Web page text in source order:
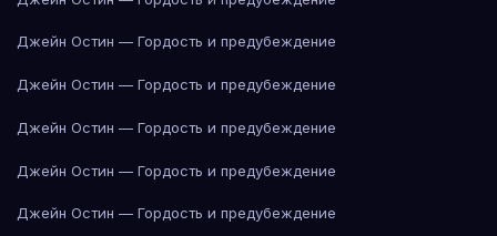
Джейн Остин — Гордость и предубеждение
Джейн Остин — Гордость и предубеждение
Джейн Остин — Гордость и предубеждение
Джейн Остин — Гордость и предубеждение
Джейн Остин — Гордость и предубеждение